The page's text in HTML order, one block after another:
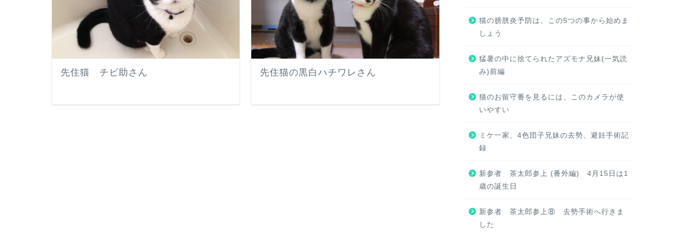
先住猫 チビ助さん 先住猫の黒白ハチワレさん
猫の膀胱炎予防は、この5つの事から始めま
しょう
猛暑の中に捨てられたアズモナ兄妹(一気読
み)前編
猫のお留守番を見るには、このカメラが使
いやすい
ミケ一家、4色団子兄妹の去勢、避妊手術記
録
新参者 茶太郎参上 (番外編) 4月15日は1
歳の誕生日
新参者 茶太郎参上⑧ 去勢手術へ行きま
した